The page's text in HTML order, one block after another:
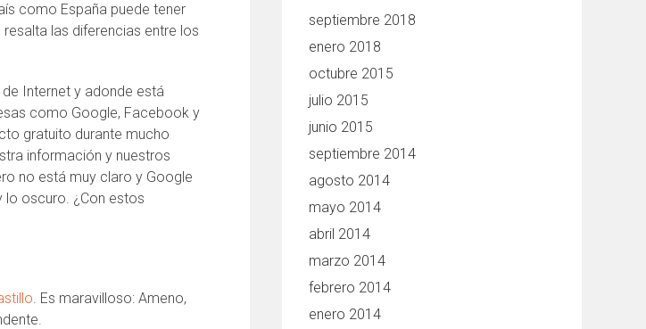
como España puede tener
las diferencias entre los
Internet y adonde está
como Google, Facebook y
gratuito durante mucho
información y nuestros
no está muy claro y Google
lo oscuro. ¿Con estos
. Es maravilloso: Ameno,
septiembre 2018
enero 2018
octubre 2015
julio 2015
junio 2015
septiembre 2014
agosto 2014
mayo 2014
abril 2014
marzo 2014
febrero 2014
enero 2014